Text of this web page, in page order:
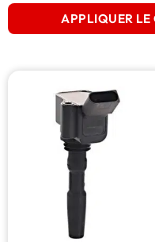
APPLIQUER